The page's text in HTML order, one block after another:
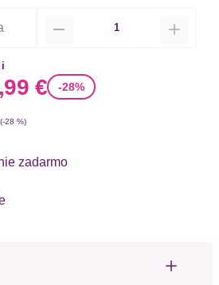
cena
€ -28%
28 %)
zadarmo